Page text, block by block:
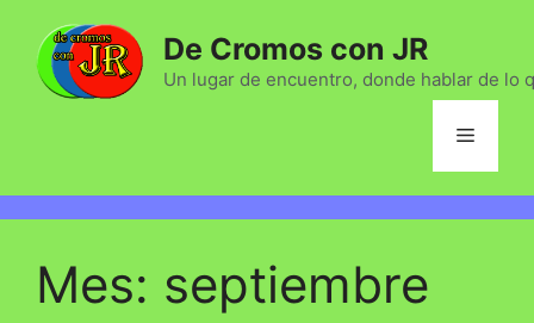
contenido
De Cromos con JR
Un lugar de encuentro, donde hablar de lo
Menú
Mes: septiembre